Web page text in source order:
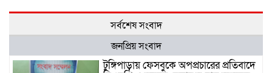
সর্বশেষ সংবাদ
জনপ্রিয় সংবাদ
টুঙ্গিপাড়ায় ফেসবুকে অপপ্রচারের প্রতিবাদে